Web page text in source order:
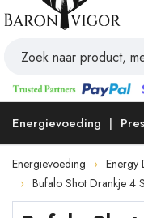
Energievoeding
Energievoeding
Energy
Bufalo Shot Drankje 4